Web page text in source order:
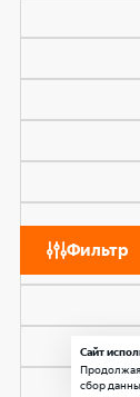
Фильтр
Сайт
Продолжая
сбор